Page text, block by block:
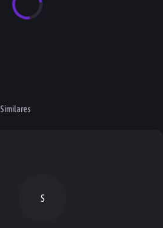
Similares
S